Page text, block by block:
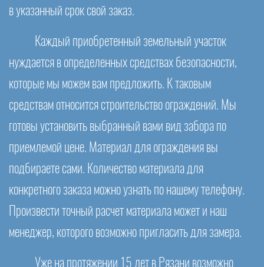
в указанный срок свой заказ.
Каждый приобретенный земельный участок
нуждается в определенных средствах безопасности,
которые мы можем вам предложить. К таковым
средствам относится строительство ограждений. Мы
готовы установить выбранный вами вид забора по
приемлемой цене. Материал для ограждения вы
подбираете сами. Количество материала для
конкретного заказа можно узнать по нашему телефону.
Произвести точный расчет материала может и наш
менеджер, которого возможно пригласить для замера.
Уже на протяжении 15 лет в Рязани возможно